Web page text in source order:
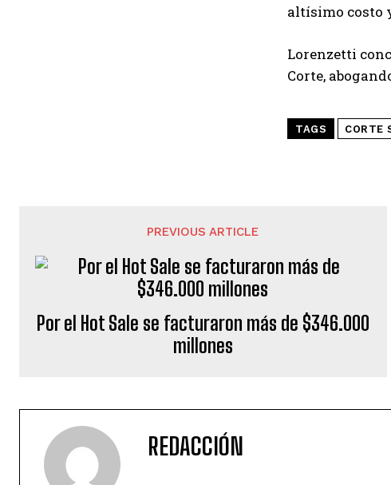
altísimo costo
Lorenzetti
Corte,
TAGS CORTE
PREVIOUS ARTICLE
Por el Hot Sale se facturaron más de $346.000
millones
REDACCIÓN